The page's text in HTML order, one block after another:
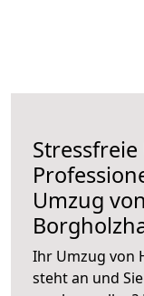
Umzug
Ihr Umzug von
steht an und